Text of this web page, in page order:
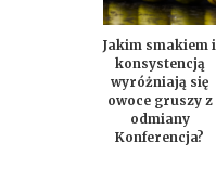
Jakim smakiem i
konsystencją
wyróżniają się
owoce gruszy z
odmiany
Konferencja?